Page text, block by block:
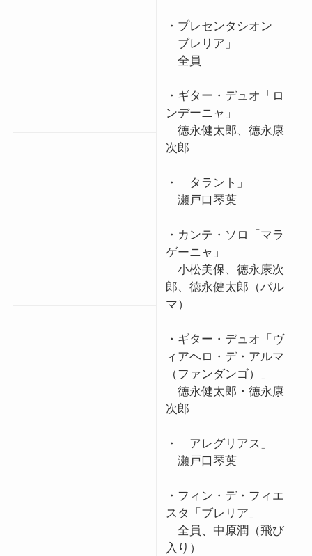
・プレセンタシオン
「ブレリア」
全員
・ギター・デュオ「ロ
ンデーニャ」
徳永健太郎、徳永康
次郎
・「タラント」
瀬戸口琴葉
・カンテ・ソロ「マラ
ゲーニャ」
小松美保、徳永康次
郎、徳永健太郎（パル
マ）
・ギター・デュオ「ヴ
ィアヘロ・デ・アルマ
（ファンダンゴ）」
徳永健太郎・徳永康
次郎
・「アレグリアス」
瀬戸口琴葉
・フィン・デ・フィエ
スタ「ブレリア」
全員、中原潤（飛び
入り）